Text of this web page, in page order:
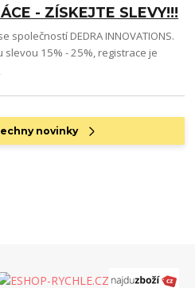
- ZÍSKEJTE SLEVY!!!
DEDRA INNOVATIONS.
15% - 25%, registrace je
novinky